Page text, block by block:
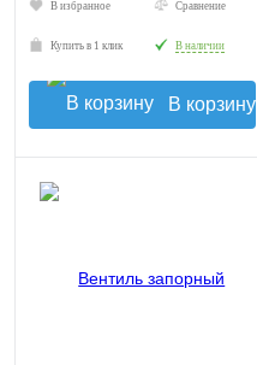
В избранное Сравнение
Купить в 1 клик В наличии
В корзину